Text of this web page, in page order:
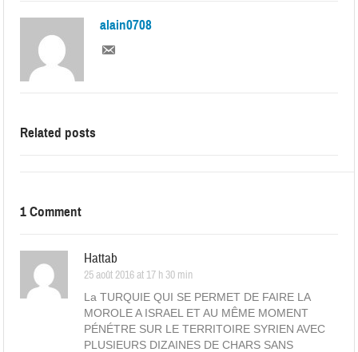
alain0708
Related posts
1 Comment
Hattab
25 août 2016 at 17 h 30 min
La TURQUIE QUI SE PERMET DE FAIRE LA
MOROLE A ISRAEL ET AU MÊME MOMENT
PÉNÉTRE SUR LE TERRITOIRE SYRIEN AVEC
PLUSIEURS DIZAINES DE CHARS SANS